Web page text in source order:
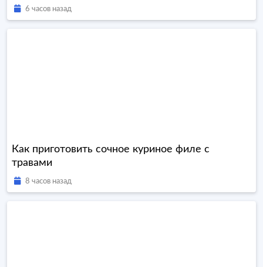
6 часов назад
Как приготовить сочное куриное филе с
травами
8 часов назад